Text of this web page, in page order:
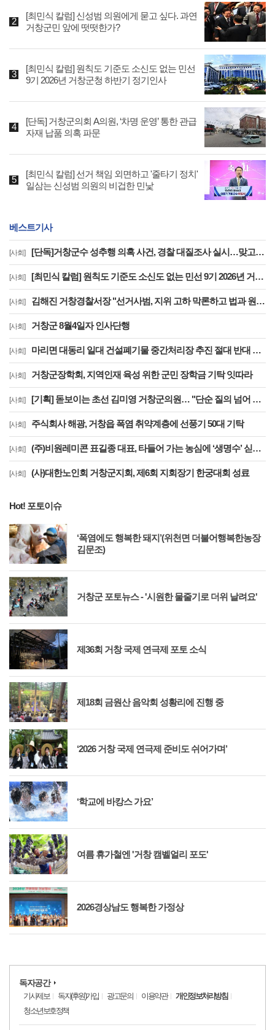
[최민식 칼럼] 신성범 의원에게 묻고 싶다. 과연
거창군민 앞에 떳떳한가?
[최민식 칼럼] 원칙도 기준도 소신도 없는 민선
9기 2026년 거창군청 하반기 정기인사
[단독] 거창군의회 A의원, ‘차명 운영’ 통한 관급
자재 납품 의혹 파문
[최민식 칼럼] 선거 책임 외면하고 '줄타기 정치'
일삼는 신성범 의원의 비겁한 민낯
베스트기사
[사회] [단독]거창군수 성추행 의혹 사건, 경찰 대질조사 실시…맞고소 속 수사 본격화
[사회] [최민식 칼럼] 원칙도 기준도 소신도 없는 민선 9기 2026년 거창군청 하반기 정기인사
[사회] 김해진 거창경찰서장 "선거사범, 지위 고하 막론하고 법과 원칙 따라 엄정 수사"
[사회] 거창군 8월4일자 인사단행
[사회] 마리면 대동리 일대 건설폐기물 중간처리장 추진 절대 반대 기자 회견 및 집회
[사회] 거창군장학회, 지역인재 육성 위한 군민 장학금 기탁 잇따라
[사회] [기획] 돋보이는 초선 김미영 거창군의원… "단순 질의 넘어 행정 검증 중시"
[사회] 주식회사 해광, 거창읍 폭염 취약계층에 선풍기 50대 기탁
[사회] (주)비원레미콘 표길종 대표, 타들어 가는 농심에 ‘생명수’ 싣고 달렸다
[사회] (사)대한노인회 거창군지회, 제6회 지회장기 한궁대회 성료
Hot! 포토이슈
‘폭염에도 행복한 돼지’(위천면 더불어행복한농장
김문조)
거창군 포토뉴스 - '시원한 물줄기로 더위 날려요'
제36회 거창 국제 연극제 포토 소식
제18회 금원산 음악회 성황리에 진행 중
‘2026 거창 국제 연극제 준비도 쉬어가며’
‘학교에 바캉스 가요’
여름 휴가철엔 '거창 캠벨얼리 포도'
2026경상남도 행복한 가정상
독자공간
기사제보 독자(후원)가입 광고문의 이용약관
개인정보처리방침
청소년보호정책